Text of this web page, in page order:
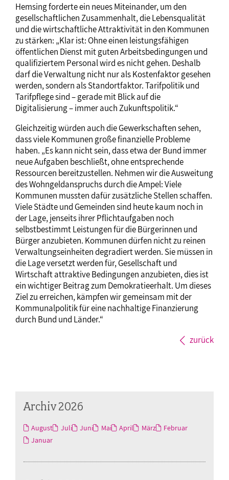
Hemsing forderte ein neues Miteinander, um den
gesellschaftlichen Zusammenhalt, die Lebensqualität
und die wirtschaftliche Attraktivität in den Kommunen
zu stärken: „Klar ist: Ohne einen leistungsfähigen
öffentlichen Dienst mit guten Arbeitsbedingungen und
qualifiziertem Personal wird es nicht gehen. Deshalb
darf die Verwaltung nicht nur als Kostenfaktor gesehen
werden, sondern als Standortfaktor. Tarifpolitik und
Tarifpflege sind – gerade mit Blick auf die
Digitalisierung – immer auch Zukunftspolitik.“
Gleichzeitig würden auch die Gewerkschaften sehen,
dass viele Kommunen große finanzielle Probleme
haben. „Es kann nicht sein, dass etwa der Bund immer
neue Aufgaben beschließt, ohne entsprechende
Ressourcen bereitzustellen. Nehmen wir die Ausweitung
des Wohngeldanspruchs durch die Ampel: Viele
Kommunen mussten dafür zusätzliche Stellen schaffen.
Viele Städte und Gemeinden sind heute kaum noch in
der Lage, jenseits ihrer Pflichtaufgaben noch
selbstbestimmt Leistungen für die Bürgerinnen und
Bürger anzubieten. Kommunen dürfen nicht zu reinen
Verwaltungseinheiten degradiert werden. Sie müssen in
die Lage versetzt werden für, Gesellschaft und
Wirtschaft attraktive Bedingungen anzubieten, dies ist
ein wichtiger Beitrag zum Demokratieerhalt. Um dieses
Ziel zu erreichen, kämpfen wir gemeinsam mit der
Kommunalpolitik für eine nachhaltige Finanzierung
durch Bund und Länder.“
zurück
Archiv 2026
August Juli Juni Mai April März
Februar
Januar